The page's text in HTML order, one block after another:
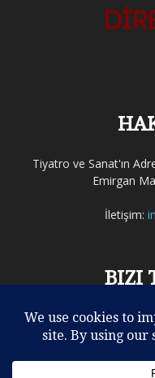
Tiyatro ve Sanat'ın
Emirgan
İletişim:
BIZI